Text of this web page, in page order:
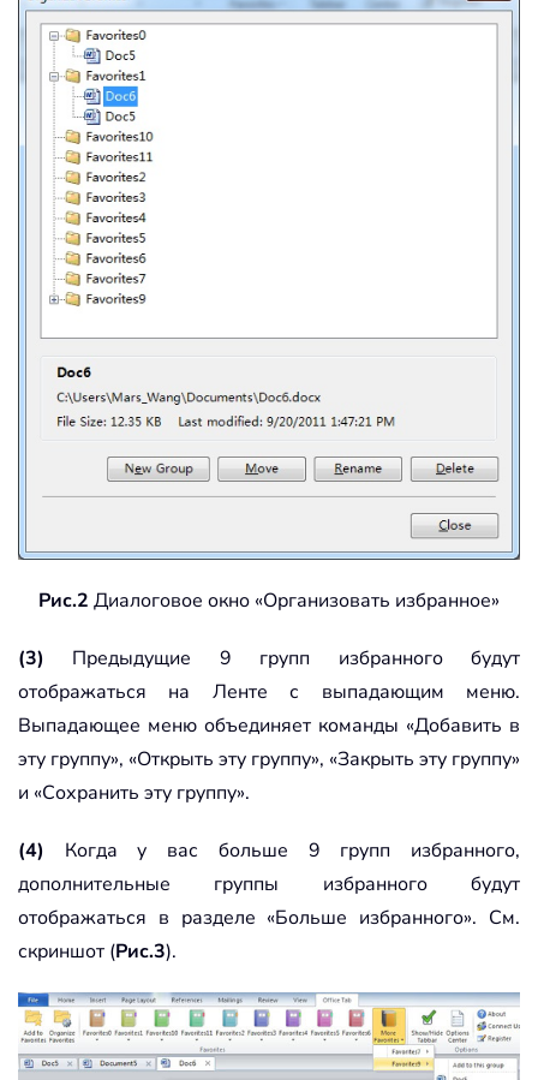
Рис.2 Диалоговое окно «Организовать избранное»
(3) Предыдущие 9 групп избранного будут
отображаться на Ленте с выпадающим меню.
Выпадающее меню объединяет команды «Добавить в
эту группу», «Открыть эту группу», «Закрыть эту группу»
и «Сохранить эту группу».
(4) Когда у вас больше 9 групп избранного,
дополнительные группы избранного будут
отображаться в разделе «Больше избранного». См.
скриншот (Рис.3).